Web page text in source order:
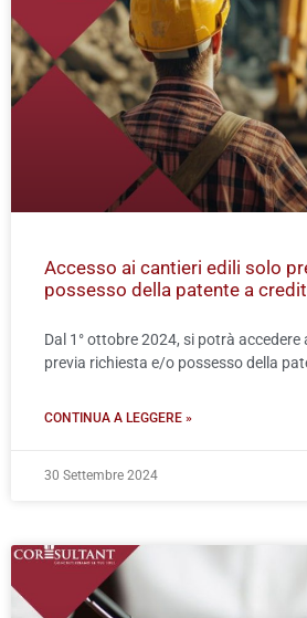
Accesso ai cantieri edili solo
possesso della patente a
Dal 1° ottobre 2024, si potrà accedere
previa richiesta e/o possesso della
CONTINUA A LEGGERE »
30 Settembre 2024